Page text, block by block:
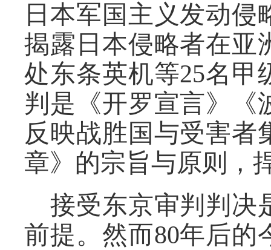
日本军国主义发动
揭露日本侵略者在亚
处东条英机等25名甲
判是《开罗宣言》《
反映战胜国与受害者
章》的宗旨与原则，
接受东京审判判决
前提。然而80年后的